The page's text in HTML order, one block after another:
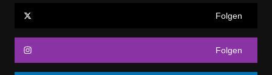
Folgen
Folgen